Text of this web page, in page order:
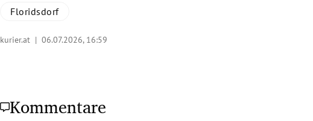
Floridsdorf
kurier.at |06.07.2026, 16:59
Kommentare